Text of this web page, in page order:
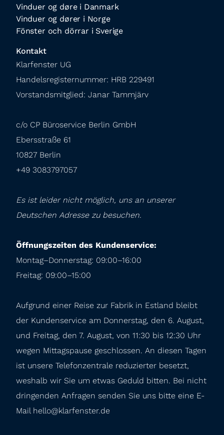
Vinduer og døre i Danmark
Vinduer og dører i Norge
Fönster och dörrar i Sverige
Kontakt
Klarfenster UG
Handelsregisternummer: HRB 229491
Vorstandsmitglied: Janar Tammjärv
c/o CP Büroservice Berlin GmbH
Ebersstraße 61
10827 Berlin
+49 3083797057
Es ist leider nicht möglich, uns an unserer
Deutschen Adresse zu besuchen.
Öffnungszeiten des Kundenservice:
Montag–Donnerstag: 09:00–16:00
Freitag: 09:00–15:00
Aufgrund einer Reise zur Fabrik in Estland bleibt
der Kundenservice am Donnerstag, den 6. August,
und Freitag, den 7. August, von 11:30 bis 12:30 Uhr
wegen Mittagspause geschlossen. An diesen Tagen
ist unsere Telefonzentrale reduzierter besetzt,
weshalb wir Sie um etwas Geduld bitten. Bei nicht
dringenden Anfragen senden Sie uns bitte eine E-
Mail hello@klarfenster.de